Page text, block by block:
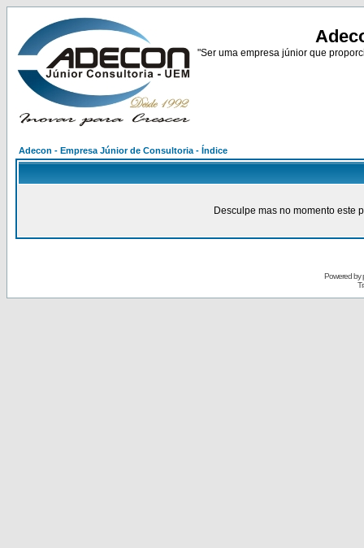
"Ser uma empresa júnior que
Adecon - Empresa Júnior de Consultoria - Índice
Desculpe mas no momento este
Powered by